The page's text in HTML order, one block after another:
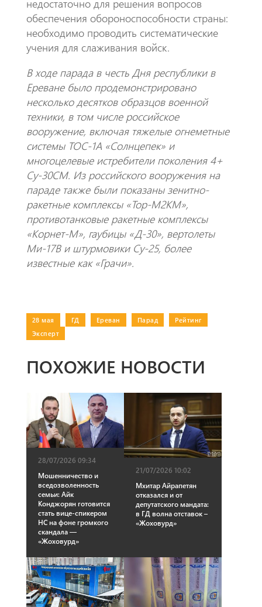
недостаточно для решения вопросов
обеспечения обороноспособности страны:
необходимо проводить систематические
учения для слаживания войск.
В ходе парада в честь Дня республики в
Ереване было продемонстрировано
несколько десятков образцов военной
техники, в том числе российское
вооружение, включая тяжелые огнеметные
системы ТОС-1А «Солнцепек» и
многоцелевые истребители поколения 4+
Су-30СМ. Из российского вооружения на
параде также были показаны зенитно-
ракетные комплексы «Тор-М2КМ»,
противотанковые ракетные комплексы
«Корнет-М», гаубицы «Д-30», вертолеты
Ми-17В и штурмовики Су-25, более
известные как «Грачи».
28 мая ГД Ереван Парад Рейтинг
Эксперт
ПОХОЖИЕ НОВОСТИ
28/07/2026 09:34
Мошенничество и
вседозволенность
семьи: Айк
Конджорян готовится
стать вице-спикером
НС на фоне громкого
скандала —
«Жоховурд»
21/07/2026 10:02
Мхитар Айрапетян
отказался и от
депутатского мандата:
в ГД волна отставок –
«Жоховурд»